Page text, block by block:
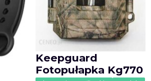
Keepguard
Fotopułapka Kg770